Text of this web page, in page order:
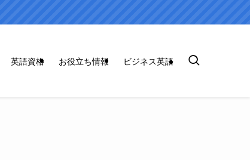
英語資格 お役立ち情報 ビジネス英語